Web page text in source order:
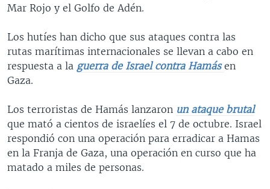
Mar Rojo y el Golfo de Adén.
Los hutíes han dicho que sus ataques contra las
rutas marítimas internacionales se llevan a cabo en
respuesta a la guerra de Israel contra Hamásen
Gaza.
Los terroristas de Hamás lanzaron un ataque brutal
que mató a cientos de israelíes el 7 de octubre. Israel
respondió con una operación para erradicar a Hamas
en la Franja de Gaza, una operación en curso que ha
matado a miles de personas.